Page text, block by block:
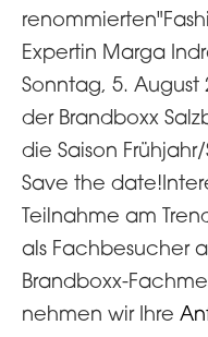
Expertin Marga
Sonntag, 5. August
der Brandboxx
die Saison
Save the
Teilnahme am
als Fachbesucher
Brandboxx-
nehmen wir Ihre